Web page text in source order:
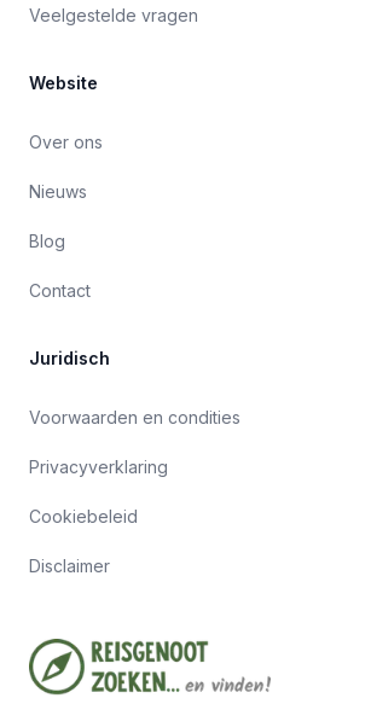
Veelgestelde vragen
Website
Over ons
Nieuws
Blog
Contact
Juridisch
Voorwaarden en condities
Privacyverklaring
Cookiebeleid
Disclaimer